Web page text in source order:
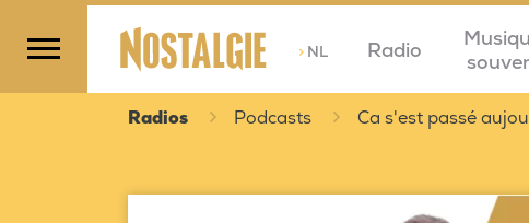
>NL Radio
Radios Podcasts Ca s'est passé